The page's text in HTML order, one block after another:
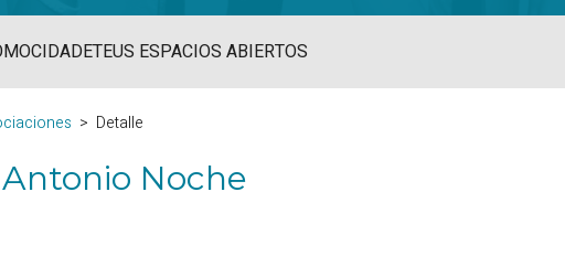
MOCIDADETEUS ESPACIOS ABIERTOS
Detalle
Noche